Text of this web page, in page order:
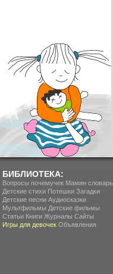
БИБЛИОТЕКА:
Вопросы почемучек Мамин словарь
Детские стихи Потешки Загадки
Детские песни Аудиосказки
Мультфильмы Детские фильмы
Статьи Книги Журналы Сайты
Игры для девочек Объявления